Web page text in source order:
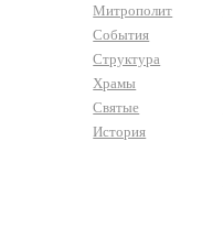
Митрополит
События
Структура
Храмы
Святые
История